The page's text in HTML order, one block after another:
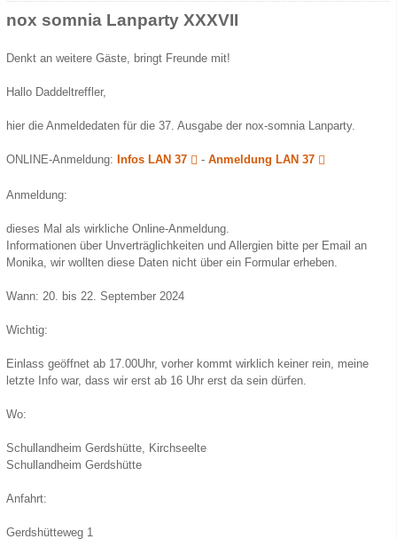
nox somnia Lanparty XXXVII
Denkt an weitere Gäste, bringt Freunde mit!
Hallo Daddeltreffler,
hier die Anmeldedaten für die 37. Ausgabe der nox-somnia Lanparty.
ONLINE-Anmeldung: Infos LAN 37 - Anmeldung LAN 37
Anmeldung:
dieses Mal als wirkliche Online-Anmeldung.
Informationen über Unverträglichkeiten und Allergien bitte per Email an
Monika, wir wollten diese Daten nicht über ein Formular erheben.
Wann: 20. bis 22. September 2024
Wichtig:
Einlass geöffnet ab 17.00Uhr, vorher kommt wirklich keiner rein, meine
letzte Info war, dass wir erst ab 16 Uhr erst da sein dürfen.
Wo:
Schullandheim Gerdshütte, Kirchseelte
Schullandheim Gerdshütte
Anfahrt:
Gerdshütteweg 1